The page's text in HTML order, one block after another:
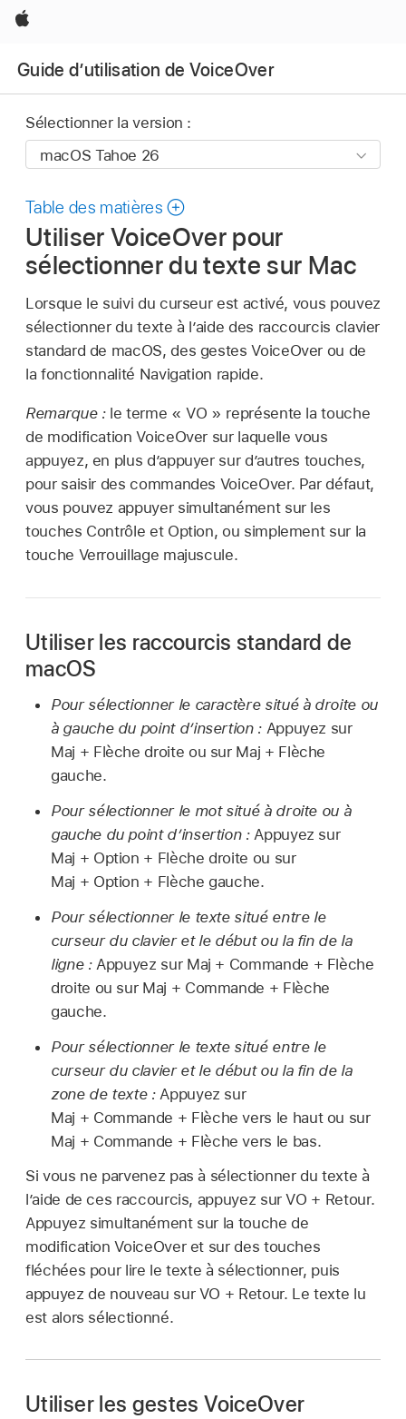
Apple
Guide dʼutilisation de VoiceOver
Sélectionner la version :
Table des matières
Utiliser VoiceOver pour
sélectionner du texte sur Mac
Lorsque le suivi du curseur est activé, vous pouvez
sélectionner du texte à l’aide des raccourcis clavier
standard de macOS, des gestes VoiceOver ou de
la fonctionnalité Navigation rapide.
Remarque : le terme « VO » représente la touche
de modification VoiceOver sur laquelle vous
appuyez, en plus d’appuyer sur d’autres touches,
pour saisir des commandes VoiceOver. Par défaut,
vous pouvez appuyer simultanément sur les
touches Contrôle et Option, ou simplement sur la
touche Verrouillage majuscule.
Utiliser les raccourcis standard de
macOS
Pour sélectionner le caractère situé à droite ou
à gauche du point d’insertion :Appuyez sur
Maj + Flèche droite ou sur Maj + Flèche
gauche.
Pour sélectionner le mot situé à droite ou à
gauche du point d’insertion :Appuyez sur
Maj + Option + Flèche droite ou sur
Maj + Option + Flèche gauche.
Pour sélectionner le texte situé entre le
curseur du clavier et le début ou la fin de la
ligne :Appuyez sur Maj + Commande + Flèche
droite ou sur Maj + Commande + Flèche
gauche.
Pour sélectionner le texte situé entre le
curseur du clavier et le début ou la fin de la
zone de texte :Appuyez sur
Maj + Commande + Flèche vers le haut ou sur
Maj + Commande + Flèche vers le bas.
Si vous ne parvenez pas à sélectionner du texte à
l’aide de ces raccourcis, appuyez sur VO + Retour.
Appuyez simultanément sur la touche de
modification VoiceOver et sur des touches
fléchées pour lire le texte à sélectionner, puis
appuyez de nouveau sur VO + Retour. Le texte lu
est alors sélectionné.
Utiliser les gestes VoiceOver